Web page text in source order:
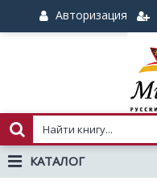
Авторизация
КАТАЛОГ